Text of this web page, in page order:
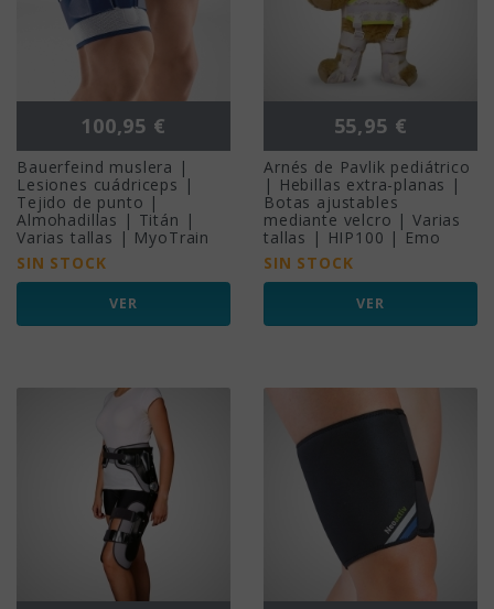
Precio
100,95 €
Bauerfeind muslera |
Lesiones cuádriceps |
Tejido de punto |
Almohadillas | Titán |
Varias tallas | MyoTrain
SIN STOCK
VER
Precio
55,95 €
Arnés de Pavlik pediátrico
| Hebillas extra-planas |
Botas ajustables
mediante velcro | Varias
tallas | HIP100 | Emo
SIN STOCK
VER